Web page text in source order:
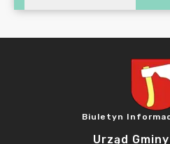
Biuletyn
Urząd